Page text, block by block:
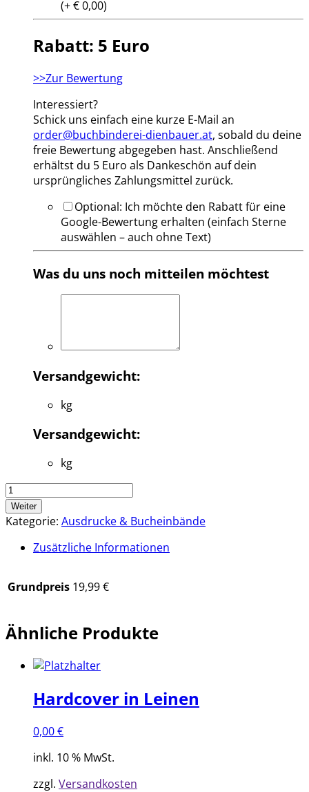
(+ € 0,00)
Rabatt: 5 Euro
>>Zur Bewertung
Interessiert?
Schick uns einfach eine kurze E-Mail an
order@buchbinderei-dienbauer.at, sobald du deine
freie Bewertung abgegeben hast. Anschließend
erhältst du 5 Euro als Dankeschön auf dein
ursprüngliches Zahlungsmittel zurück.
Optional: Ich möchte den Rabatt für eine
Google-Bewertung erhalten (einfach Sterne
auswählen – auch ohne Text)
Was du uns noch mitteilen möchtest
Versandgewicht:
kg
Versandgewicht:
kg
Hardcover
in
Kunstleder
Weiter
Kategorie: Ausdrucke & Bucheinbände
Zusätzliche Informationen
Grundpreis 19,99 €
Ähnliche Produkte
Hardcover in Leinen
0,00€
inkl. 10 % MwSt.
zzgl. Versandkosten